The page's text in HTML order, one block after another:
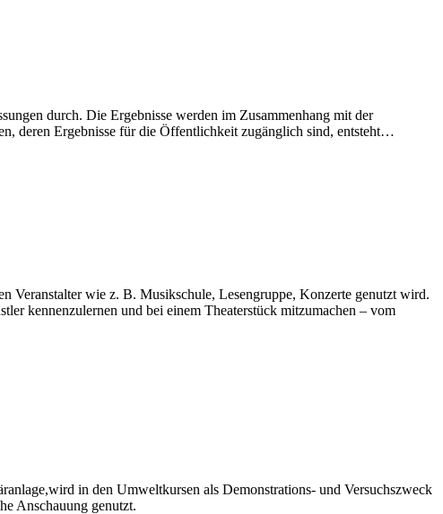
durch. Die Ergebnisse werden im Zusammenhang mit der
deren Ergebnisse für die Öffentlichkeit zugänglich sind, entsteht…
Veranstalter wie z. B. Musikschule, Lesengruppe, Konzerte genutzt wird.
kennenzulernen und bei einem Theaterstück mitzumachen – vom
in den Umweltkursen als Demonstrations- und Versuchszweck
Anschauung genutzt.